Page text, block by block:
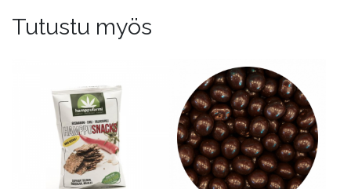
Tutustu myös
tuotteella
useampi
muunnelma.
Voit
tehdä